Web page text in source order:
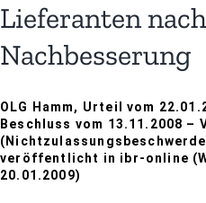
Lieferanten
Nachbesserung
OLG Hamm, Urteil vom
Beschluss vom 13.11.2008 –
veröffentlicht in ibr-online
20.01.2009)